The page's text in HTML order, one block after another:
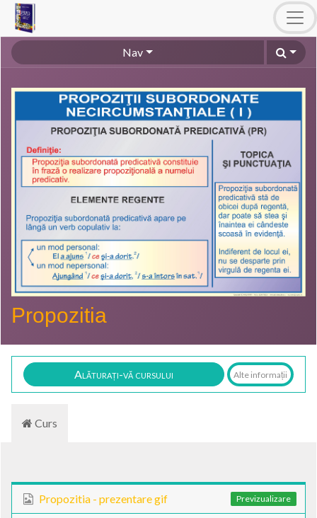
Nav
Propozitia
Alăturați-vă cursului Alte informații
Curs
Propozitia - prezentare gif Previzualizare